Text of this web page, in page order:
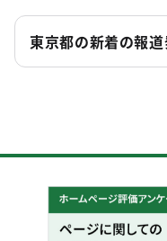
東京都の新着の報